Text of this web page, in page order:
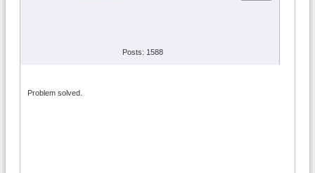
Posts: 1588
Problem solved.